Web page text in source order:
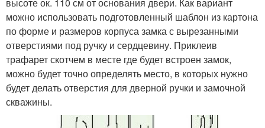
можно использовать подготовленный шаблон из картона
по форме и размеров корпуса замка с вырезанными
отверстиями под ручку и сердцевину. Приклеив
трафарет скотчем в месте где будет встроен замок,
можно будет точно определять место, в которых нужно
будет делать отверстия для дверной ручки и замочной
скважины.